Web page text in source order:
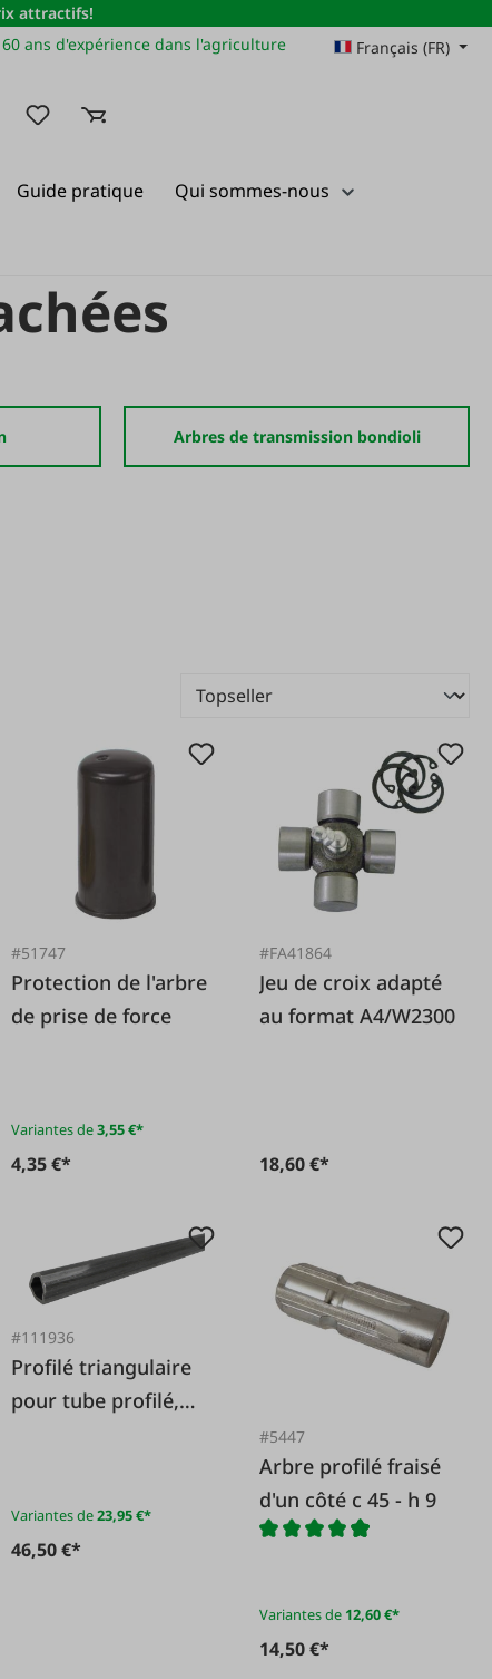
attractifs!
ans d'expérience dans l'agriculture Français (FR)
Vous avez 0 articles dans votre liste de souhaits
Guide pratique Qui sommes-nous
Arbres de transmission bondioli
#51747
Protection de l'arbre
de prise de force
Variantes de3,55 €*
4,35 €*
#FA41864
Jeu de croix adapté
au format A4/W2300
18,60 €*
#111936
Profilé triangulaire
pour tube profilé,
Variantes de23,95 €*
46,50 €*
#5447
Arbre profilé fraisé
d'un côté c 45 - h 9
Variantes de 12,60 €*
14,50 €*